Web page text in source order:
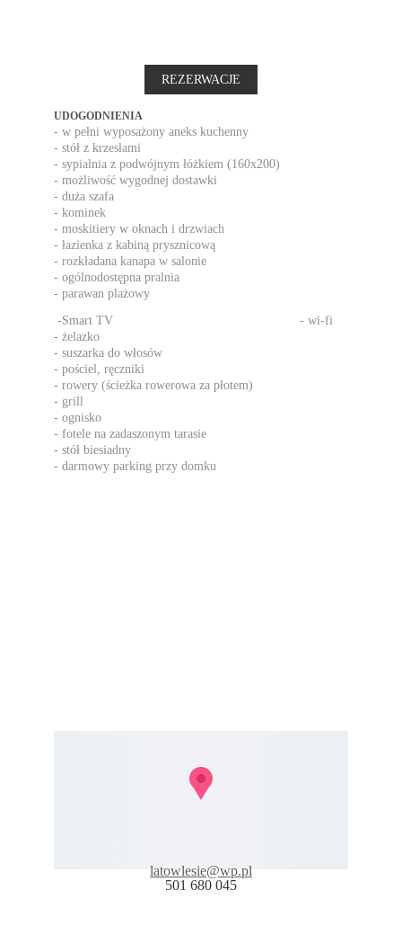
REZERWACJE
-Smart TV                                                    - wi-fi
- żelazko
- suszarka do włosów
- pościel, ręczniki
- rowery (ścieżka rowerowa za płotem)
- grill
- ognisko
- fotele na zadaszonym tarasie
- stół biesiadny
- darmowy parking przy domku
- w pełni wyposażony aneks kuchenny
- stół z krzesłami
- sypialnia z podwójnym łóżkiem (160x200)
- możliwość wygodnej dostawki
- duża szafa
- kominek
- moskitiery w oknach i drzwiach
- łazienka z kabiną prysznicową
- rozkładana kanapa w salonie
- ogólnodostępna pralnia
- parawan plażowy
UDOGODNIENIA
latowlesie@wp.pl
501 680 045